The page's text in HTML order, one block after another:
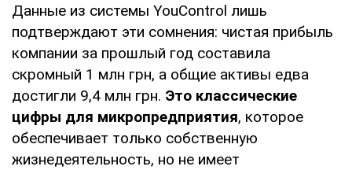
Данные из системы YouControl лишь
подтверждают эти сомнения: чистая прибыль
компании за прошлый год составила
скромный 1 млн грн, а общие активы едва
достигли 9,4 млн грн. Это классические
цифры для микропредприятия, которое
обеспечивает только собственную
жизнедеятельность, но не имеет